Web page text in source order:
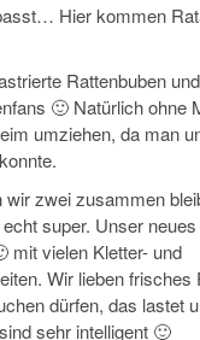
Hier kommen
Rattenbuben
🙂 Natürlich ohne
umziehen, da man
wir zwei zusammen
super. Unser
mit vielen Kletter- und
Wir lieben frisches
dürfen, das lastet
sehr intelligent 🙂